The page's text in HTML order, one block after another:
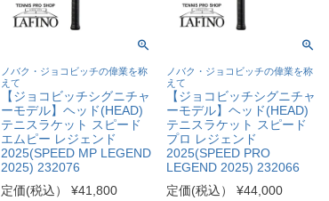
ノバク・ジョコビッチの偉業を称
えて
【ジョコビッチシグニチャ
ーモデル】ヘッド(HEAD)
テニスラケット スピード
エムピー レジェンド
2025(SPEED MP LEGEND
2025) 232076
定価(税込）
¥41,800
ノバク・ジョコビッチの偉業を称
えて
【ジョコビッチシグニチャ
ーモデル】ヘッド(HEAD)
テニスラケット スピード
プロ レジェンド
2025(SPEED PRO
LEGEND 2025) 232066
定価(税込）
¥44,000